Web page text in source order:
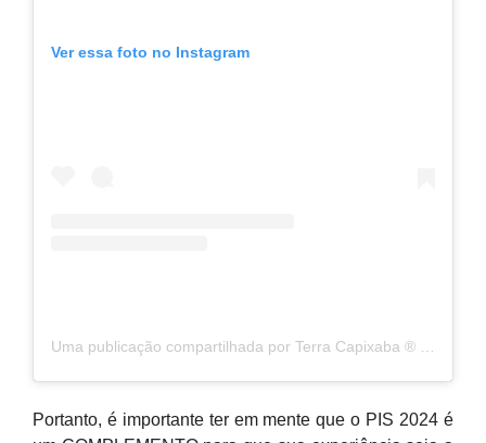
Ver essa foto no Instagram
Uma publicação compartilhada por Terra Capixaba ®️ (@terracapixaba)
Portanto, é importante ter em mente que o PIS 2024 é